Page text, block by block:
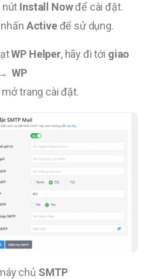
nút Install Nowđể cài đặt.
Activeđể sử dụng.
WP Helper, hãy đi tới giao
WP
mở trang cài đặt.
chủ SMTP